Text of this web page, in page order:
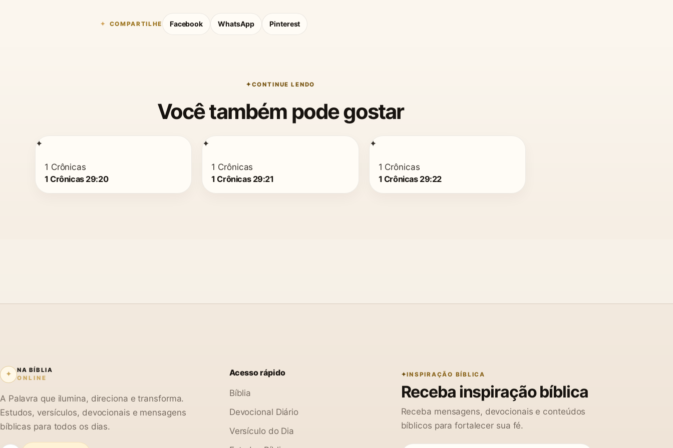
COMPARTILHE Facebook WhatsApp Pinterest
CONTINUE LENDO
Você também pode gostar
✦
1 Crônicas
1 Crônicas 29:20
✦
1 Crônicas
1 Crônicas 29:21
✦
1 Crônicas
1 Crônicas 29:22
✦
NA BÍBLIA
ONLINE
A Palavra que ilumina, direciona e transforma.
Estudos, versículos, devocionais e mensagens
bíblicas para todos os dias.
Acesso rápido
Bíblia
Devocional Diário
Versículo do Dia
INSPIRAÇÃO BÍBLICA
Receba inspiração bíblica
Receba mensagens, devocionais e conteúdos
bíblicos para fortalecer sua fé.